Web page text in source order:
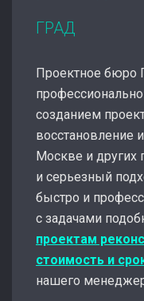
ГРАД
Проектное бюро
созданием
восстановление
Москве и других
и серьезный
быстро и
с задачами
проектам
стоимость и
нашего